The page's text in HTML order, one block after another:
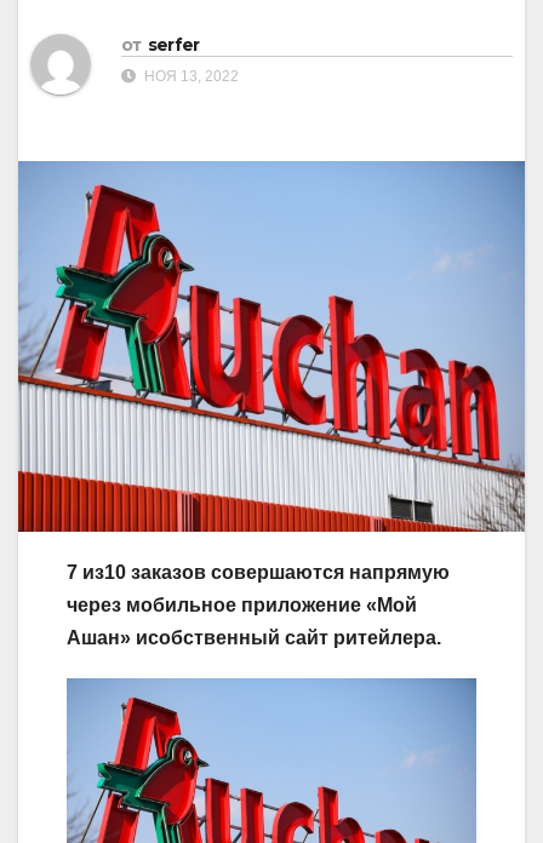
от serfer
НОЯ 13, 2022
7 из10 заказов совершаются напрямую
через мобильное приложение «Мой
Ашан» исобственный сайт ритейлера.